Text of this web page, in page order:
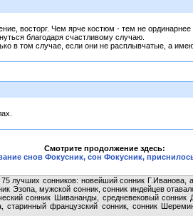
восторг. Чем ярче костюм - тем не ординарнее
благодаря счастливому случаю.
в том случае, если они не расплывчатые, а
Смотрите продолжение здесь:
снов Фокусник, сон Фокусник,
лучших сонников: новейший сонник Г.Иванова,
Эзопа, мужской сонник, сонник индейцев
сонник Шивананды, средневековый сонник
французский сонник, сонник